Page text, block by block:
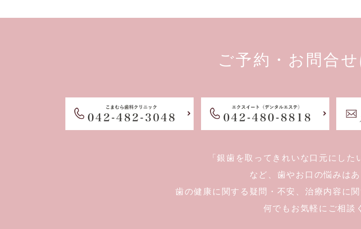
ご予約・お問合せ
「銀歯を取ってきれいな口元にした
など、 歯やお口の悩みは
歯の健康に関する疑問・不安、治療内容に
何でもお気軽にご相談